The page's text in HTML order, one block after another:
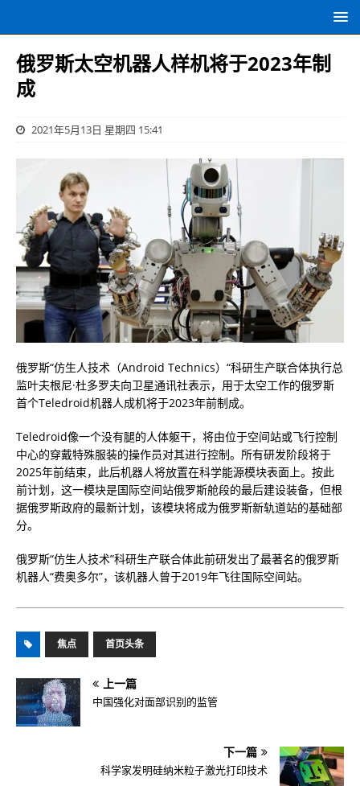
俄罗斯太空机器人样机将于2023年制
成
2021年5月13日 星期四 15:41
俄罗斯“仿生人技术（Android Technics）“科研生产联合体执行总
监叶夫根尼·杜多罗夫向卫星通讯社表示，用于太空工作的俄罗斯
首个Teledroid机器人成机将于2023年前制成。
Teledroid像一个没有腿的人体躯干，将由位于空间站或飞行控制
中心的穿戴特殊服装的操作员对其进行控制。所有研发阶段将于
2025年前结束，此后机器人将放置在科学能源模块表面上。按此
前计划，这一模块是国际空间站俄罗斯舱段的最后建设装备，但根
据俄罗斯政府的最新计划，该模块将成为俄罗斯新轨道站的基础部
分。
俄罗斯“仿生人技术”科研生产联合体此前研发出了最著名的俄罗斯
机器人“费奥多尔”，该机器人曾于2019年飞往国际空间站。
焦点 首页头条
上一篇
中国强化对面部识别的监管
下一篇
科学家发明硅纳米粒子激光打印技术